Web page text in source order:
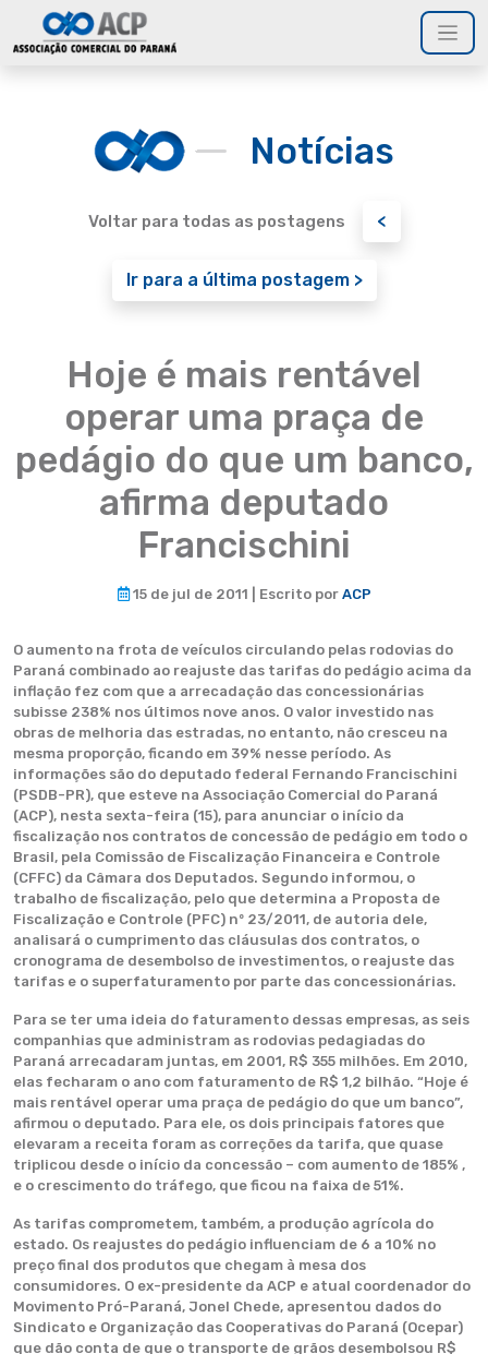
Notícias
Voltar para todas as postagens <
Ir para a última postagem >
Hoje é mais rentável
operar uma praça de
pedágio do que um banco,
afirma deputado
Francischini
15 de jul de 2011 | Escrito por ACP
O aumento na frota de veículos circulando pelas rodovias do
Paraná combinado ao reajuste das tarifas do pedágio acima da
inflação fez com que a arrecadação das concessionárias
subisse 238% nos últimos nove anos. O valor investido nas
obras de melhoria das estradas, no entanto, não cresceu na
mesma proporção, ficando em 39% nesse período. As
informações são do deputado federal Fernando Francischini
(PSDB-PR), que esteve na Associação Comercial do Paraná
(ACP), nesta sexta-feira (15), para anunciar o início da
fiscalização nos contratos de concessão de pedágio em todo o
Brasil, pela Comissão de Fiscalização Financeira e Controle
(CFFC) da Câmara dos Deputados. Segundo informou, o
trabalho de fiscalização, pelo que determina a Proposta de
Fiscalização e Controle (PFC) nº 23/2011, de autoria dele,
analisará o cumprimento das cláusulas dos contratos, o
cronograma de desembolso de investimentos, o reajuste das
tarifas e o superfaturamento por parte das concessionárias.
Para se ter uma ideia do faturamento dessas empresas, as seis
companhias que administram as rodovias pedagiadas do
Paraná arrecadaram juntas, em 2001, R$ 355 milhões. Em 2010,
elas fecharam o ano com faturamento de R$ 1,2 bilhão. “Hoje é
mais rentável operar uma praça de pedágio do que um banco”,
afirmou o deputado. Para ele, os dois principais fatores que
elevaram a receita foram as correções da tarifa, que quase
triplicou desde o início da concessão – com aumento de 185% ,
e o crescimento do tráfego, que ficou na faixa de 51%.
As tarifas comprometem, também, a produção agrícola do
estado. Os reajustes do pedágio influenciam de 6 a 10% no
preço final dos produtos que chegam à mesa dos
consumidores. O ex-presidente da ACP e atual coordenador do
Movimento Pró-Paraná, Jonel Chede, apresentou dados do
Sindicato e Organização das Cooperativas do Paraná (Ocepar)
que dão conta de que o transporte de grãos desembolsou R$